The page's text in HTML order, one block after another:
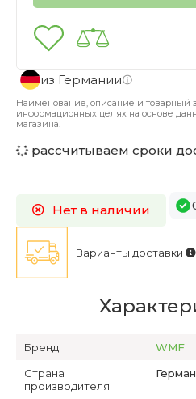
из Германии
Наименование, описание и товарный
информационных целях на основе
магазина.
рассчитываем сроки
Варианты доставки
Нет в наличии
Бренд
WMF
Страна
производителя